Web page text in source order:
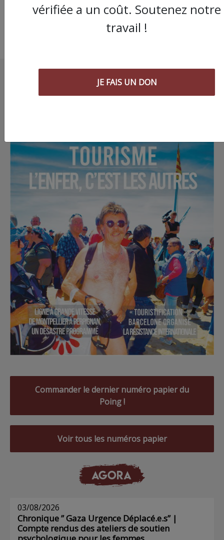
Commander le dernier numéro papier du
Poing !
Voir tous les numéros papier
AGORA
03/08/2026
Chronique ” Gaza Urgence Déplacé.e.s” |
Compte rendus des ateliers de soutien
vérifiée a un coût. Soutenez notre
travail !
JE FAIS UN DON